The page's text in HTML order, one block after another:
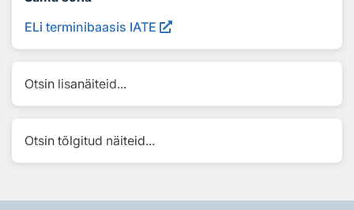
ELi terminibaasis IATE
Otsin lisanäiteid...
Otsin tõlgitud näiteid...